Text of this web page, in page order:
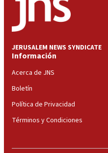
JERUSALEM NEWS SYNDICATE
Información
Acerca de JNS
Boletín
Política de Privacidad
Términos y Condiciones